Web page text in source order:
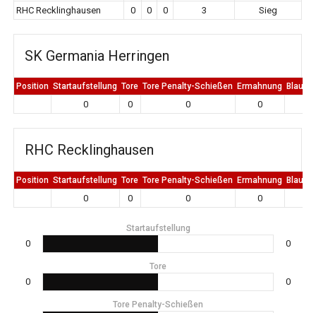
RHC Recklinghausen
0 0 0 3 Sieg
SK Germania Herringen
Position Startaufstellung Tore Tore Penalty-Schießen Ermahnung Blaue
0 0 0 0
RHC Recklinghausen
Position Startaufstellung Tore Tore Penalty-Schießen Ermahnung Blaue
0 0 0 0
Startaufstellung
0 0
Tore
0 0
Tore Penalty-Schießen